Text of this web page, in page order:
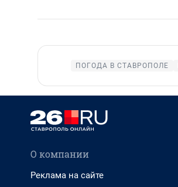
ПОГОДА В СТАВРОПОЛЕ
О компании
Реклама на сайте